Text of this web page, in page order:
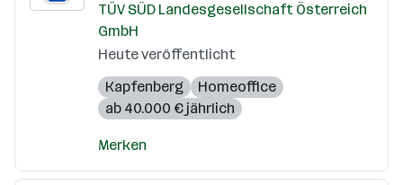
TÜV SÜD Landesgesellschaft Österreich
GmbH
Heute veröffentlicht
Kapfenberg
Homeoffice
ab 40.000 € jährlich
Merken